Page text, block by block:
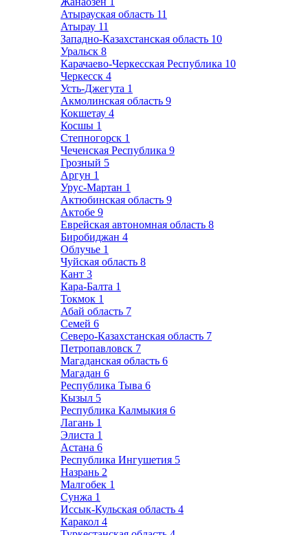
Атырауская область 11
Атырау 11
Западно-Казахстанская область 10
Уральск 8
Карачаево-Черкесская Республика 10
Черкесск 4
Усть-Джегута 1
Акмолинская область 9
Кокшетау 4
Косшы 1
Степногорск 1
Чеченская Республика 9
Грозный 5
Аргун 1
Урус-Мартан 1
Актюбинская область 9
Актобе 9
Еврейская автономная область 8
Биробиджан 4
Облучье 1
Чуйская область 8
Кант 3
Кара-Балта 1
Токмок 1
Абай область 7
Семей 6
Северо-Казахстанская область 7
Петропавловск 7
Магаданская область 6
Магадан 6
Республика Тыва 6
Кызыл 5
Республика Калмыкия 6
Лагань 1
Элиста 1
Астана 6
Республика Ингушетия 5
Назрань 2
Малгобек 1
Сунжа 1
Иссык-Кульская область 4
Каракол 4